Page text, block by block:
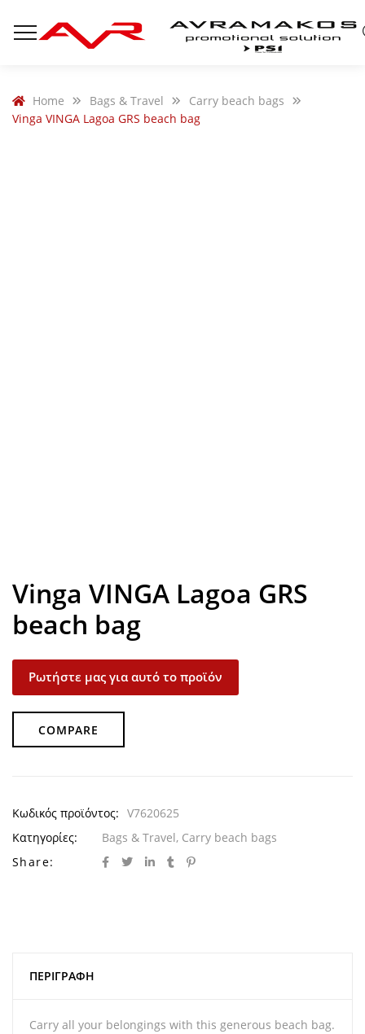
Home Bags & Travel
Carry beach bags
Vinga VINGA Lagoa GRS beach bag
Vinga VINGA Lagoa GRS
beach bag
Ρωτήστε μας για αυτό το προϊόν
COMPARE
Κωδικός προϊόντος: V7620625
Κατηγορίες:
Bags & Travel, Carry beach bags
Share:
ΠΕΡΙΓΡΑΦΉ
Carry all your belongings with this generous beach bag.